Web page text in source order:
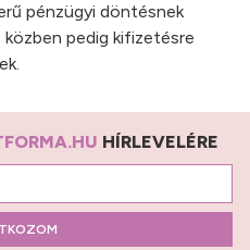
pénzügyi döntésnek
közben pedig kifizetésre
HÍRLEVELÉRE